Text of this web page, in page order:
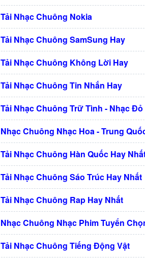
Tải Nhạc Chuông Nokia
Tải Nhạc Chuông SamSung Hay
Tải Nhạc Chuông Không Lời Hay
Tải Nhạc Chuông Tin Nhắn Hay
Tải Nhạc Chuông Trữ Tình - Nhạc Đỏ
Nhạc Chuông Nhạc Hoa - Trung
Tải Nhạc Chuông Hàn Quốc Hay
Tải Nhạc Chuông Sáo Trúc Hay Nhất
Tải Nhạc Chuông Rap Hay Nhất
Nhạc Chuông Nhạc Phim Tuyển
Tải Nhạc Chuông Tiếng Động Vật